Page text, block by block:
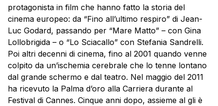
protagonista in film che hanno fatto la storia del
cinema europeo: da “Fino all’ultimo respiro” di Jean-
Luc Godard, passando per “Mare Matto” – con Gina
Lollobrigida – o “Lo Sciacallo” con Stefania Sandrelli.
Poi altri decenni di cinema, fino al 2001 quando venne
colpito da un’ischemia cerebrale che lo tenne lontano
dal grande schermo e dal teatro. Nel maggio del 2011
ha ricevuto la Palma d’oro alla Carriera durante al
Festival di Cannes. Cinque anni dopo, assieme al gli è